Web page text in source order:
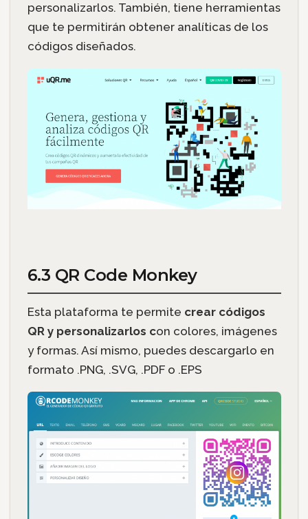
personalizarlos. También, tiene herramientas
que te permitirán obtener analíticas de los
códigos diseñados.
6.3 QR Code Monkey
Esta plataforma te permite crear códigos
QR y personalizarlos con colores, imágenes
y formas. Así mismo, puedes descargarlo en
formato .PNG, .SVG, .PDF o .EPS